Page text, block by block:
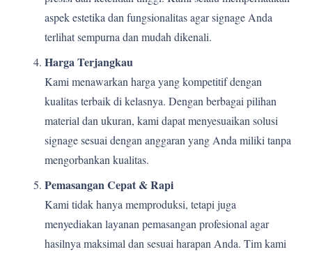
aspek estetika dan fungsionalitas agar signage Anda
terlihat sempurna dan mudah dikenali.
Harga Terjangkau
Kami menawarkan harga yang kompetitif dengan
kualitas terbaik di kelasnya. Dengan berbagai pilihan
material dan ukuran, kami dapat menyesuaikan solusi
signage sesuai dengan anggaran yang Anda miliki tanpa
mengorbankan kualitas.
Pemasangan Cepat & Rapi
Kami tidak hanya memproduksi, tetapi juga
menyediakan layanan pemasangan profesional agar
hasilnya maksimal dan sesuai harapan Anda. Tim kami